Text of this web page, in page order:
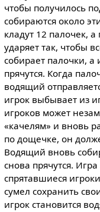
чтобы получилось
собираются около
кладут 12 палочек,
ударяет так, чтобы
собирает палочки,
прячутся. Когда
водящий
игрок выбывает из
игроков может
«качелям» и вновь
по дощечке, он
Водящий вновь
снова прячутся.
спрятавшиеся
сумел сохранить
игрок становится